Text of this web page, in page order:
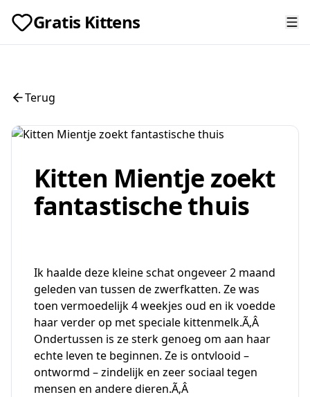
Gratis Kittens
Terug
Kitten Mientje zoekt
fantastische thuis
Ik haalde deze kleine schat ongeveer 2 maand
geleden van tussen de zwerfkatten. Ze was
toen vermoedelijk 4 weekjes oud en ik voedde
haar verder op met speciale kittenmelk.Ã‚Â
Ondertussen is ze sterk genoeg om aan haar
echte leven te beginnen. Ze is ontvlooid –
ontwormd – zindelijk en zeer sociaal tegen
mensen en andere dieren.Ã‚Â